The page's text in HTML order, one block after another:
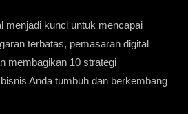
menjadi kunci untuk mencapai
terbatas, pemasaran digital
membagikan 10 strategi
Anda tumbuh dan berkembang